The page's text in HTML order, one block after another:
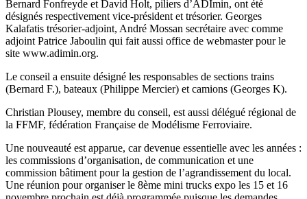
Bernard Fonfreyde et David Holt, piliers d’ADImin, ont été
désignés respectivement vice-président et trésorier. Georges
Kalafatis trésorier-adjoint, André Mossan secrétaire avec comme
adjoint Patrice Jaboulin qui fait aussi office de webmaster pour le
site www.adimin.org.
Le conseil a ensuite désigné les responsables de sections trains
(Bernard F.), bateaux (Philippe Mercier) et camions (Georges K).
Christian Plousey, membre du conseil, est aussi délégué régional de
la FFMF, fédération Française de Modélisme Ferroviaire.
Une nouveauté est apparue, car devenue essentielle avec les années :
les commissions d’organisation, de communication et une
commission bâtiment pour la gestion de l’agrandissement du local.
Une réunion pour organiser le 8ème mini trucks expo les 15 et 16